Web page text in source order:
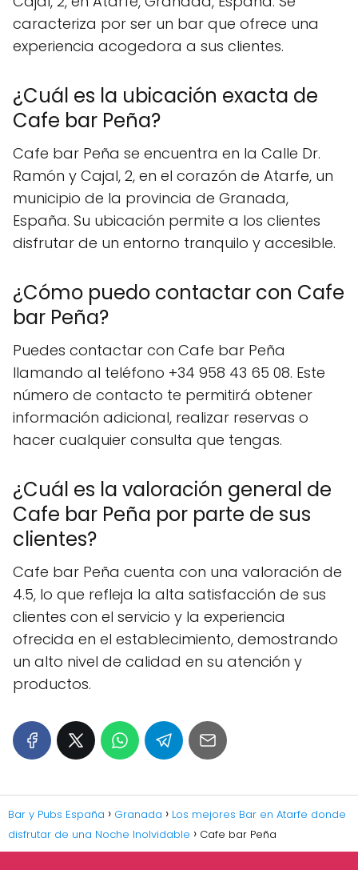
caracteriza por ser un bar que ofrece una
experiencia acogedora a sus clientes.
¿Cuál es la ubicación exacta de
Cafe bar Peña?
Cafe bar Peña se encuentra en la Calle Dr.
Ramón y Cajal, 2, en el corazón de Atarfe, un
municipio de la provincia de Granada,
España. Su ubicación permite a los clientes
disfrutar de un entorno tranquilo y accesible.
¿Cómo puedo contactar con Cafe
bar Peña?
Puedes contactar con Cafe bar Peña
llamando al teléfono +34 958 43 65 08. Este
número de contacto te permitirá obtener
información adicional, realizar reservas o
hacer cualquier consulta que tengas.
¿Cuál es la valoración general de
Cafe bar Peña por parte de sus
clientes?
Cafe bar Peña cuenta con una valoración de
4.5, lo que refleja la alta satisfacción de sus
clientes con el servicio y la experiencia
ofrecida en el establecimiento, demostrando
un alto nivel de calidad en su atención y
productos.
Bar y Pubs España Granada
Los mejores Bar en Atarfe donde
disfrutar de una Noche Inolvidable
Cafe bar Peña